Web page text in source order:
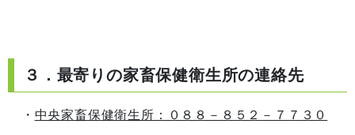
３．最寄りの家畜保健衛生所の連絡先
・ 中央家畜保健衛生所：０８８－８５２－７７３０